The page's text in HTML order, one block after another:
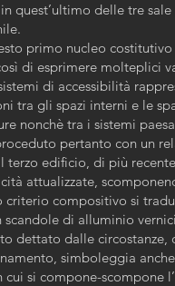
quest’ultimo delle tre
primo nucleo
di esprimere molteplici
di accessibilità
tra gli spazi interni e le
nonchè tra i sistemi
pertanto con un
edificio, di più
attualizzate,
criterio compositivo si
di alluminio
dettato dalle circostanze,
simboleggia
si compone-scompone